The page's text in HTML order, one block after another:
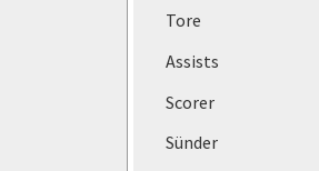
Tore
Assists
Scorer
Sünder